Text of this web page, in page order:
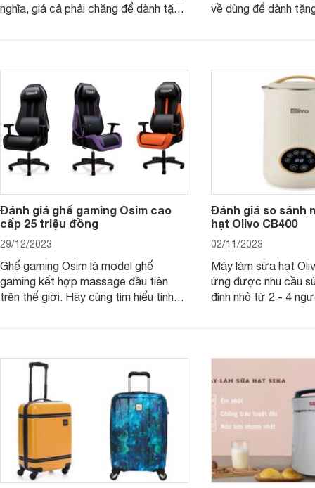
nghĩa, giá cả phải chăng để dành tặng
- 500k đẹp mắt nhé.
về dùng để dành
2025 mới vừa sang,
mua sắm cuối năm.
Đánh giá ghế gaming Osim cao
cấp 25 triệu đồng
29/12/2023
Ghế gaming Osim là model ghế
gaming kết hợp massage đầu tiên
trên thế giới. Hãy cùng tìm hiểu tính
Đánh giá so sánh
hạt Olivo CB400
02/11/2023
Máy làm sữa hạt
ứng được nhu cầu
đình nhỏ từ 2 - 4